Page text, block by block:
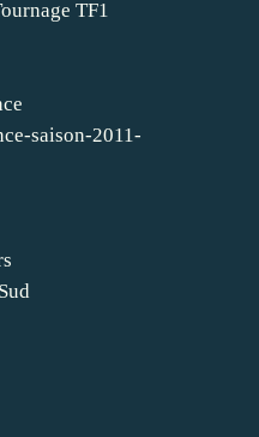
TF1
saison-2011-